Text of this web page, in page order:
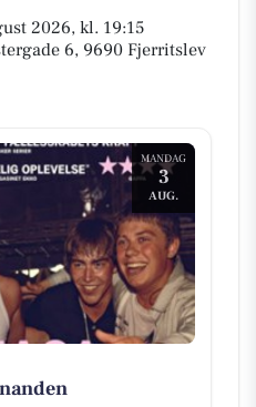
2026, kl. 19:15
6, 9690 Fjerritslev
MANDAG
3
AUG.